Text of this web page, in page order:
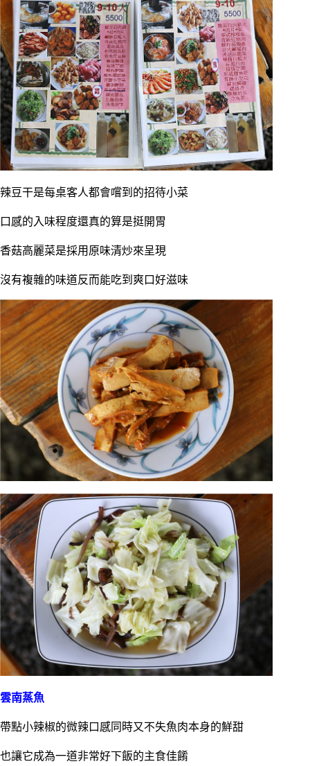
辣豆干是每桌客人都會嚐到的招待小菜
口感的入味程度還真的算是挺開胃
香菇高麗菜是採用原味清炒來呈現
沒有複雜的味道反而能吃到爽口好滋味
雲南蒸魚
帶點小辣椒的微辣口感同時又不失魚肉本身的鮮甜
也讓它成為一道非常好下飯的主食佳餚